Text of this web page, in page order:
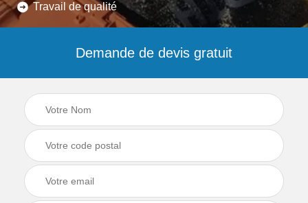
Travail de qualité
Demande de devis gratuit